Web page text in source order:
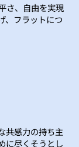
さ、自由を実現
、フラットにつ
共感力の持ち主
に尽くそうとし